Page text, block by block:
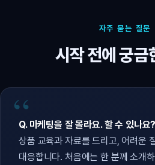
자주 묻는 질문
시작 전에 궁금
Q. 마케팅을 잘 몰라요. 할 수 있나요?
상품 교육과 자료를 드리고, 어려운
대응합니다. 처음에는 한 분께 소개